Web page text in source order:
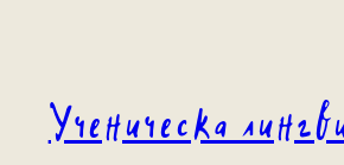
Ученическа